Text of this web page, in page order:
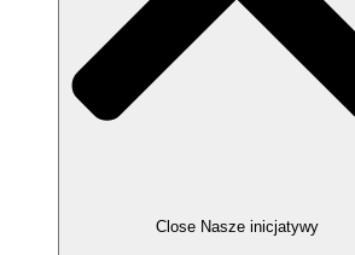
Close Nasze inicjatywy